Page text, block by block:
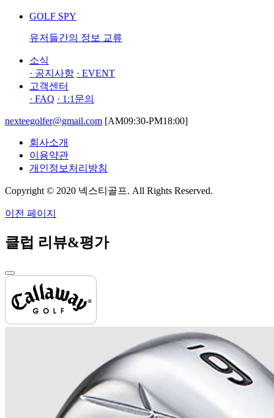
GOLF SPY
유저들간의 정보 교류
소식
· 공지사항 · EVENT
고객센터
· FAQ · 1:1문의
nexteegolfer@gmail.com [AM09:30-PM18:00]
회사소개
이용약관
개인정보처리방침
Copyright © 2020 넥스티골프. All Rights Reserved.
이전 페이지
클럽 리뷰&평가